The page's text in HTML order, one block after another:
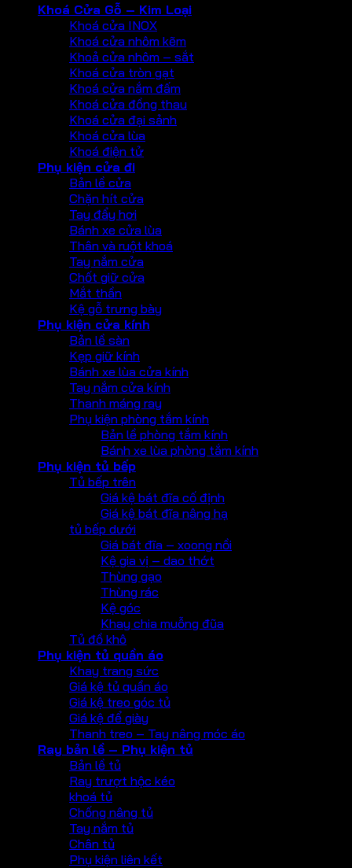
Khoá Cửa Gỗ – Kim Loại
Khoá cửa INOX
Khoá cửa nhôm kẽm
Khoả cửa nhôm – sắt
Khoá cửa tròn gạt
Khoá cửa nắm đấm
Khoá cửa đồng thau
Khoá cửa đại sảnh
Khoá cửa lùa
Khoá điện tử
Phụ kiện cửa đi
Bản lề cửa
Chặn hít cửa
Tay đẩy hơi
Bánh xe cửa lùa
Thân và ruột khoá
Tay nắm cửa
Chốt giữ cửa
Mắt thần
Kệ gỗ trưng bày
Phụ kiện cửa kính
Bản lề sàn
Kẹp giữ kính
Bánh xe lùa cửa kính
Tay nắm cửa kính
Thanh máng ray
Phụ kiện phòng tắm kính
Bản lề phòng tắm kính
Bánh xe lùa phòng tắm kính
Phụ kiện tủ bếp
Tủ bếp trên
Giá kệ bát đĩa cố định
Giá kệ bát đĩa nâng hạ
tủ bếp dưới
Giá bát đĩa – xoong nồi
Kệ gia vị – dao thớt
Thùng gạo
Thùng rác
Kệ góc
Khay chia muỗng đũa
Tủ đồ khô
Phụ kiện tủ quần áo
Khay trang sức
Giá kệ tủ quần áo
Giá kệ treo góc tủ
Giá kệ để giày
Thanh treo – Tay nâng móc áo
Ray bản lề – Phụ kiện tủ
Bản lề tủ
Ray trượt hộc kéo
khoá tủ
Chống nâng tủ
Tay nắm tủ
Chân tủ
Phụ kiện liên kết